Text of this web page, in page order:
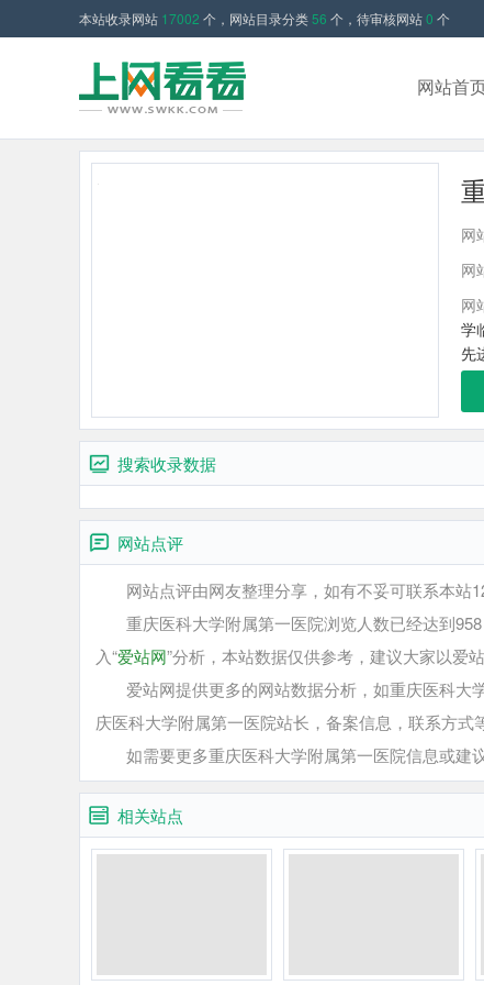
本站收录网站 17002 个，网站目录分类56 个，待审核网站0 个
网站首
网
网
网
学
先
搜索收录数据
网站点评
网站点评由网友整理分享，如有不妥可联系本站
重庆医科大学附属第一医院浏览人数已经达到958
入“爱站网”分析，本站数据仅供参考，建议大家以爱站
爱站网提供更多的网站数据分析，如重庆医科大
庆医科大学附属第一医院站长，备案信息，联系方式等
如需要更多重庆医科大学附属第一医院信息或建
相关站点